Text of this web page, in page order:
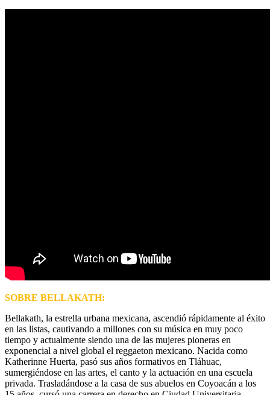
SOBRE BELLAKATH:
Bellakath, la estrella urbana mexicana, ascendió rápidamente al éxito
en las listas, cautivando a millones con su música en muy poco
tiempo y actualmente siendo una de las mujeres pioneras en
exponencial a nivel global el reggaeton mexicano. Nacida como
Katherinne Huerta, pasó sus años formativos en Tláhuac,
sumergiéndose en las artes, el canto y la actuación en una escuela
privada. Trasladándose a la casa de sus abuelos en Coyoacán a los